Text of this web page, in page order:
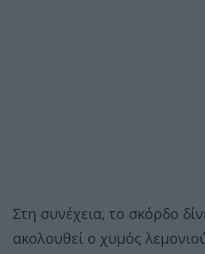
Στη συνέχεια, το σκόρδο
ακολουθεί ο χυμός